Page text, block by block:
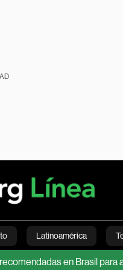
Latinoamérica
Mundo Videos
en Brasil para agosto,